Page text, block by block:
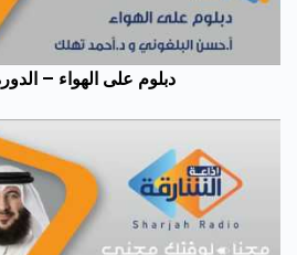
دبلوم على الهواء –